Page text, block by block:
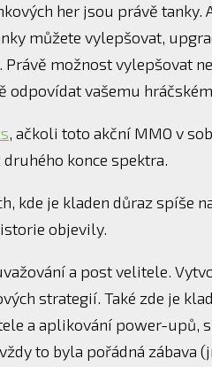
her jsou právě
můžete vylepšovat,
Právě možnost vylepšovat
odpovídat vašemu
, ačkoli toto akční MMO v
konce spektra.
kde je kladen důraz spíše
objevily.
a post velitele.
strategií. Také zde je
a aplikování power-upů,
to byla pořádná zábava